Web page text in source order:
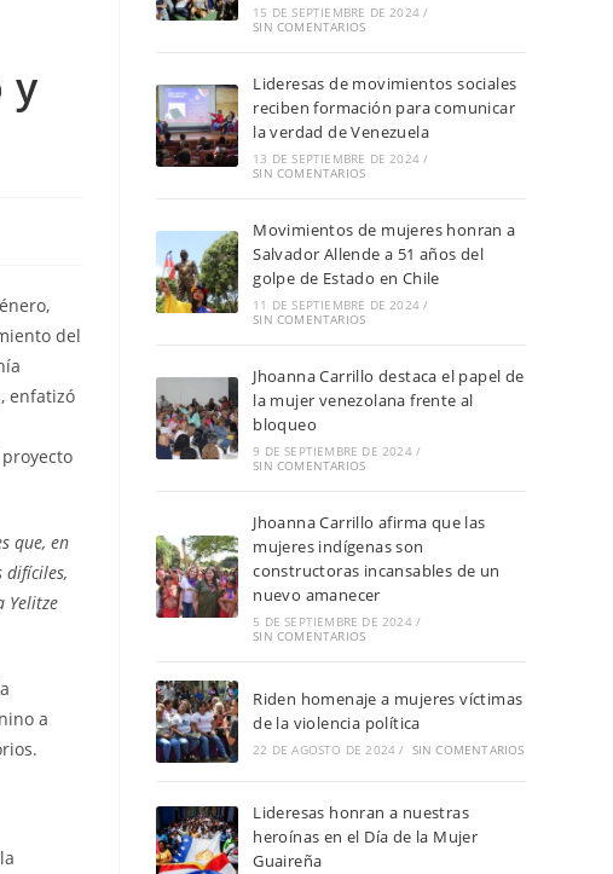
y
del
enfatizó
que, en
difíciles,
Yelitze
a
15 DE SEPTIEMBRE DE 2024 /
SIN COMENTARIOS
Lideresas de movimientos sociales
reciben formación para comunicar
la verdad de Venezuela
13 DE SEPTIEMBRE DE 2024 /
SIN COMENTARIOS
Movimientos de mujeres honran a
Salvador Allende a 51 años del
golpe de Estado en Chile
11 DE SEPTIEMBRE DE 2024 /
SIN COMENTARIOS
Jhoanna Carrillo destaca el papel de
la mujer venezolana frente al
bloqueo
9 DE SEPTIEMBRE DE 2024 /
SIN COMENTARIOS
Jhoanna Carrillo afirma que las
mujeres indígenas son
constructoras incansables de un
nuevo amanecer
5 DE SEPTIEMBRE DE 2024 /
SIN COMENTARIOS
Riden homenaje a mujeres víctimas
de la violencia política
22 DE AGOSTO DE 2024 / SIN COMENTARIOS
Lideresas honran a nuestras
heroínas en el Día de la Mujer
Guaireña